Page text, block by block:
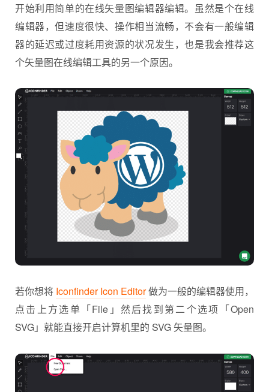
开始利用简单的在线矢量图编辑器编辑。虽然是个在线
编辑器，但速度很快、操作相当流畅，不会有一般编辑
器的延迟或过度耗用资源的状况发生，也是我会推荐这
个矢量图在线编辑工具的另一个原因。
若你想将 Iconfinder Icon Editor做为一般的编辑器使用，
点击上方选单「File」然后找到第二个选项「Open
SVG」就能直接开启计算机里的 SVG 矢量图。